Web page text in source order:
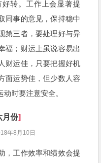
转。工作上会显著提
同事的意见，保持稳中
第三者，要处理好与异
福；财运上虽说容易出
财运佳，只要把握好机
面运势佳，但少数人容
时要注意安全。
月份]
年8月10日
，工作效率和绩效会提